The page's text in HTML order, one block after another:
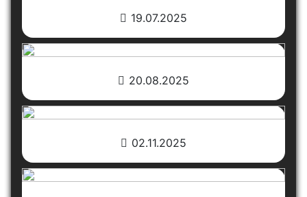
19.07.2025
20.08.2025
02.11.2025